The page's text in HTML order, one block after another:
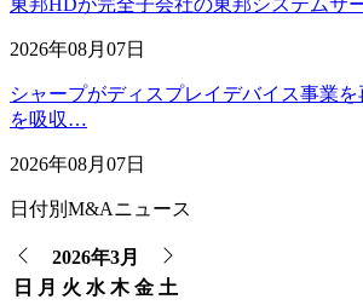
東邦HDが完全子会社の東邦システムサ
2026年08月07日
シャープがディスプレイデバイス事業
を吸収…
2026年08月07日
日付別M&Aニュース
2026年3月
日
月 火 水 木 金 土